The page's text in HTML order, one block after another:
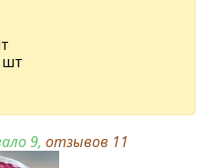
шт
9, отзывов 11